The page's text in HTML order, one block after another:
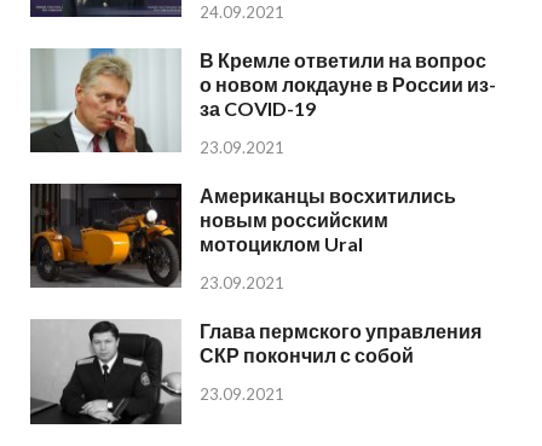
24.09.2021
В Кремле ответили на вопрос
о новом локдауне в России из-
за COVID-19
23.09.2021
Американцы восхитились
новым российским
мотоциклом Ural
23.09.2021
Глава пермского управления
СКР покончил с собой
23.09.2021